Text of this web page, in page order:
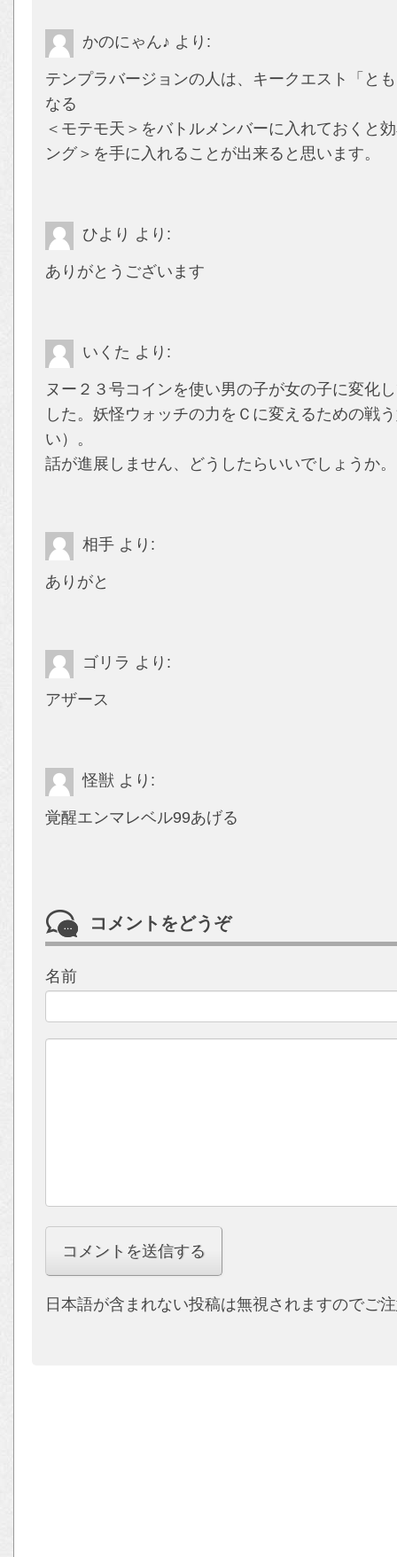
かのにゃん♪ より:
テンプラバージョンの人は、キークエスト「と
なる
＜モテモ天＞をバトルメンバーに入れておくと
ング＞を手に入れることが出来ると思います。
ひより より:
ありがとうございます
いくた より:
ヌー２３号コインを使い男の子が女の子に変化
した。妖怪ウォッチの力をＣに変えるための戦
い）。
話が進展しません、どうしたらいいでしょうか。
相手 より:
ありがと
ゴリラ より:
アザース
怪獣 より:
覚醒エンマレベル99あげる
コメントをどうぞ
名前
日本語が含まれない投稿は無視されますのでご